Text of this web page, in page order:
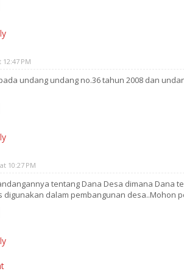
12:47 PM
undang undang no.36 tahun 2008 dan
10:27 PM
tentang Dana Desa dimana Dana
digunakan dalam pembangunan desa..Mohon